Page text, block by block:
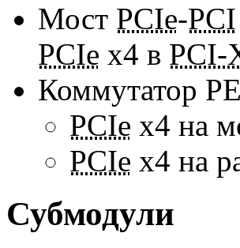
Мост PCIe-PCI
PCIe x4 в PCI-
Коммутатор
PCIe x4 на
PCIe x4 на
Субмодули